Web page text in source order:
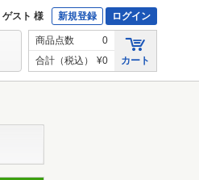
ゲスト 様 新規登録 ログイン
商品点数
0
合計（税込）
¥0 カート